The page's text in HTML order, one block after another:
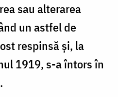
sau alterarea
un astfel de
respinsă și, la
1919, s-a întors în